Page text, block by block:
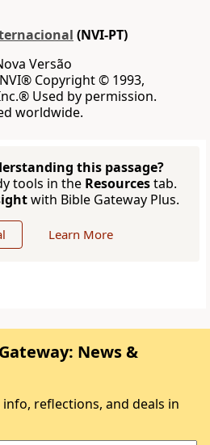
(NVI-PT)
Versão
Copyright © 1993,
Used by permission.
worldwide.
this passage?
tools in the Resourcestab.
with Bible Gateway Plus.
Learn More
News &
reflections, and deals in